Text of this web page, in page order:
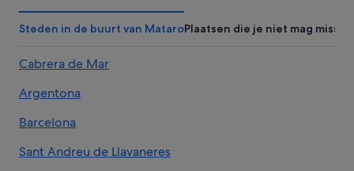
Hotels met restaurant in Mataro
Hotels in Cabrils
Hotels in Vilassar de Mar
Hotels in de buurt van Karting Cardedeu
Steden in de buurt van MataroPlaatsen die je niet mag missen
Cabrera de Mar
Argentona
Barcelona
Sant Andreu de Llavaneres